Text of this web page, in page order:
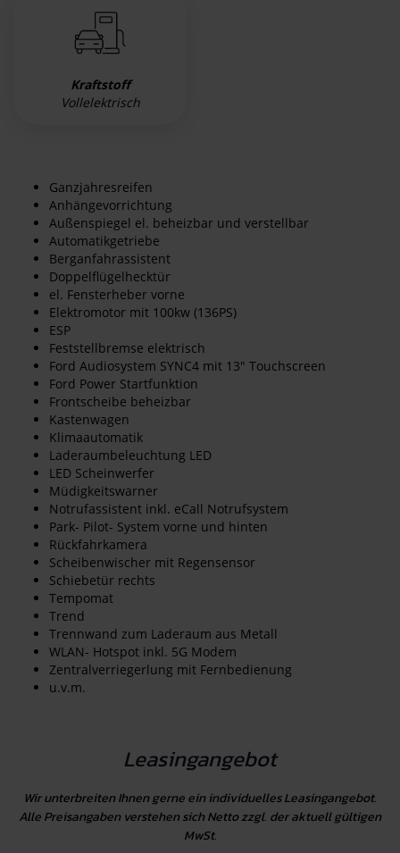
Kraftstoff
Vollelektrisch
Ganzjahresreifen
Anhängevorrichtung
Außenspiegel el. beheizbar und verstellbar
Automatikgetriebe
Berganfahrassistent
Doppelflügelhecktür
el. Fensterheber vorne
Elektromotor mit 100kw (136PS)
ESP
Feststellbremse elektrisch
Ford Audiosystem SYNC4 mit 13" Touchscreen
Ford Power Startfunktion
Frontscheibe beheizbar
Kastenwagen
Klimaautomatik
Laderaumbeleuchtung LED
LED Scheinwerfer
Müdigkeitswarner
Notrufassistent inkl. eCall Notrufsystem
Park- Pilot- System vorne und hinten
Rückfahrkamera
Scheibenwischer mit Regensensor
Schiebetür rechts
Tempomat
Trend
Trennwand zum Laderaum aus Metall
WLAN- Hotspot inkl. 5G Modem
Zentralverriegerlung mit Fernbedienung
u.v.m.
Leasingangebot
Wir unterbreiten Ihnen gerne ein individuelles Leasingangebot.
Alle Preisangaben verstehen sich Netto zzgl. der aktuell gültigen
MwSt.